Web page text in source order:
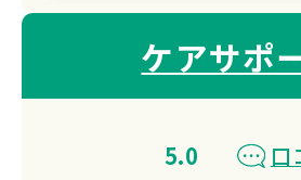
ケアサポ
5.0
口